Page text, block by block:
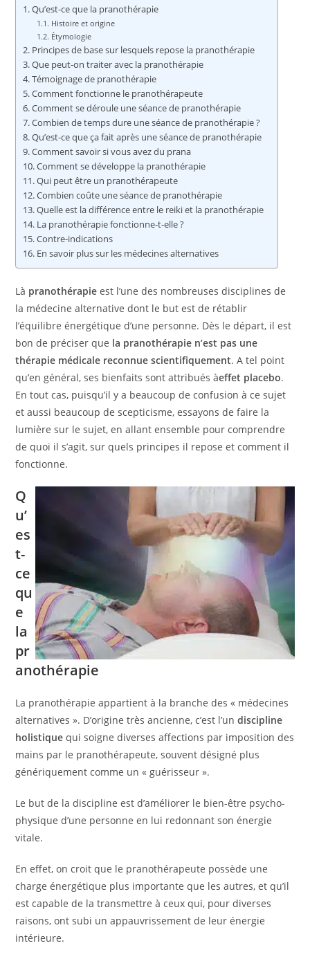
Qu’est-ce que la pranothérapie
Histoire et origine
Étymologie
Principes de base sur lesquels repose la pranothérapie
Que peut-on traiter avec la pranothérapie
Témoignage de pranothérapie
Comment fonctionne le pranothérapeute
Comment se déroule une séance de pranothérapie
Combien de temps dure une séance de pranothérapie ?
Qu’est-ce que ça fait après une séance de pranothérapie
Comment savoir si vous avez du prana
Comment se développe la pranothérapie
Qui peut être un pranothérapeute
Combien coûte une séance de pranothérapie
Quelle est la différence entre le reiki et la pranothérapie
La pranothérapie fonctionne-t-elle ?
Contre-indications
En savoir plus sur les médecines alternatives
Là pranothérapie est l’une des nombreuses disciplines de
la médecine alternative dont le but est de rétablir
l’équilibre énergétique d’une personne. Dès le départ, il est
bon de préciser que la pranothérapie n’est pas une
thérapie médicale reconnue scientifiquement. A tel point
qu’en général, ses bienfaits sont attribués àeffet placebo.
En tout cas, puisqu’il y a beaucoup de confusion à ce sujet
et aussi beaucoup de scepticisme, essayons de faire la
lumière sur le sujet, en allant ensemble pour comprendre
de quoi il s’agit, sur quels principes il repose et comment il
fonctionne.
Q
u’
es
t-
ce
qu
e
la
pr
anothérapie
La pranothérapie appartient à la branche des « médecines
alternatives ». D’origine très ancienne, c’est l’undiscipline
holistique qui soigne diverses affections par imposition des
mains par le pranothérapeute, souvent désigné plus
génériquement comme un « guérisseur ».
Le but de la discipline est d’améliorer le bien-être psycho-
physique d’une personne en lui redonnant son énergie
vitale.
En effet, on croit que le pranothérapeute possède une
charge énergétique plus importante que les autres, et qu’il
est capable de la transmettre à ceux qui, pour diverses
raisons, ont subi un appauvrissement de leur énergie
intérieure.